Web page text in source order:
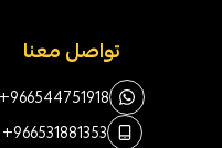
تواصل معنا
+966544751918
+966531881353